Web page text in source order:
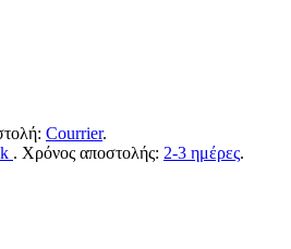
Courrier.
. Χρόνος αποστολής: 2-3 ημέρες.